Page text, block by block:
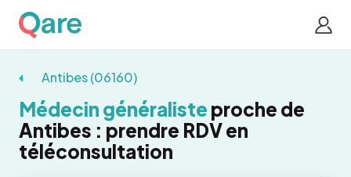
Antibes (06160)
Médecin généraliste proche de
Antibes : prendre RDV en
téléconsultation